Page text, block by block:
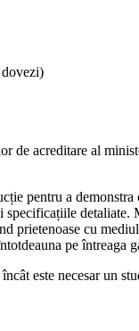
dovezi)
de acreditare al
pentru a
detaliate.
cu
pe întreaga
este necesar un